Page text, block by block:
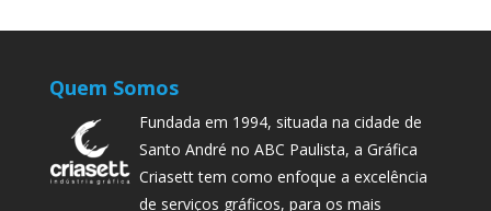
Quem Somos
Fundada em 1994, situada na cidade de
Santo André no ABC Paulista, a Gráfica
Criasett tem como enfoque a excelência
de serviços gráficos, para os mais